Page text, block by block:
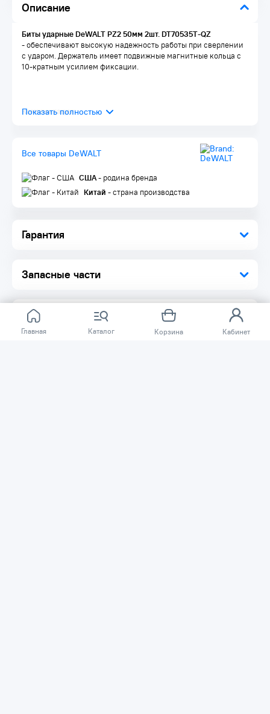
Главная Каталог Корзина Кабинет
Описание
Гарантия
Запасные части
Биты ударные DeWALT PZ2 50мм 2шт. DT70535T-QZ
- обеспечивают высокую надежность работы при сверлении
с ударом. Держатель имеет подвижные магнитные кольца с
10-кратным усилием фиксации.
Комплектация:
Инструкция по эксплуатации 1 шт.
Упаковка 1 шт.
Все товары DeWALT
США- родина бренда
Китай - страна производства